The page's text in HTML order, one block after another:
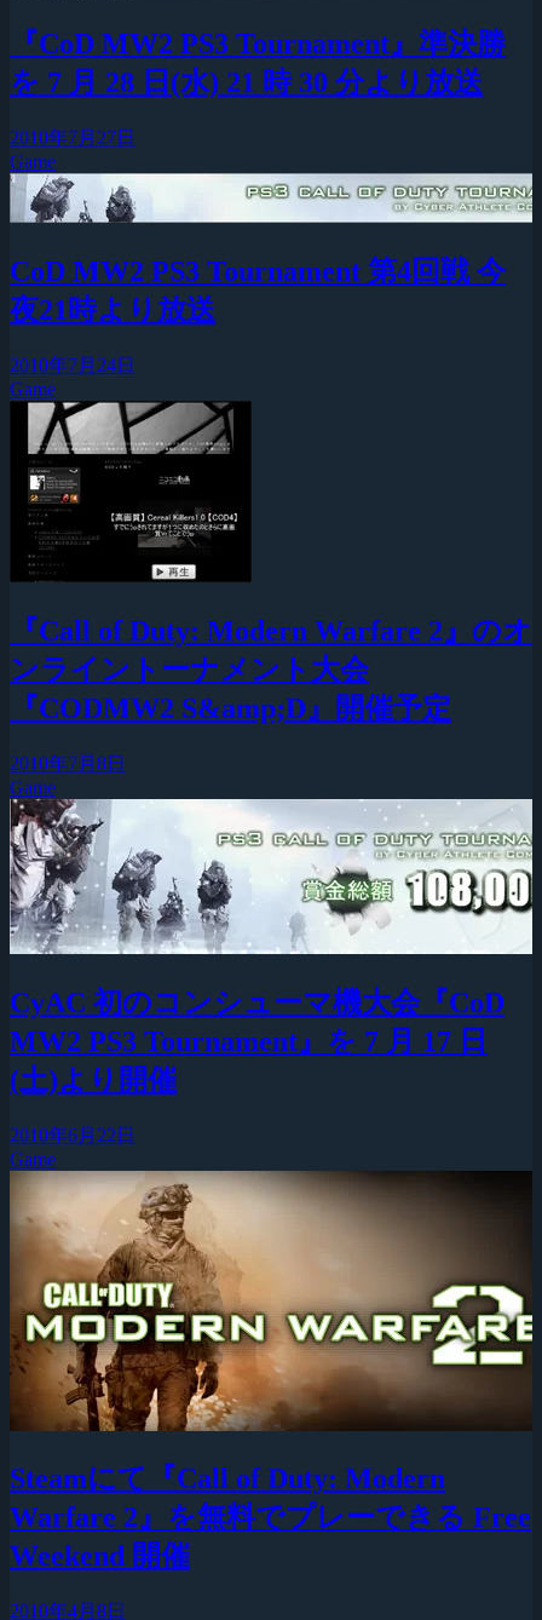
『CoD MW2 PS3 Tournament』準決勝
を 7 月 28 日(水) 21 時 30 分より放送
2010年7月27日
Game
CoD MW2 PS3 Tournament 第4回戦 今
夜21時より放送
2010年7月24日
Game
『Call of Duty: Modern Warfare 2』のオ
ンライントーナメント大会
『CODMW2 S&amp;D』開催予定
2010年7月8日
Game
CyAC 初のコンシューマ機大会『CoD
MW2 PS3 Tournament』を 7 月 17 日
(土)より開催
2010年6月22日
Game
Steamにて『Call of Duty: Modern
Warfare 2』を無料でプレーできる Free
Weekend 開催
2010年4月8日